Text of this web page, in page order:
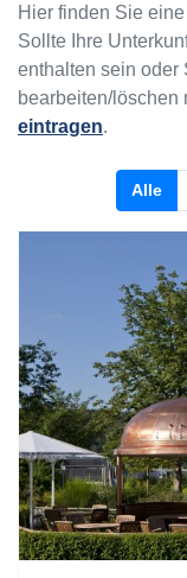
Hier finden Sie
Sollte Ihre
enthalten sein oder
bearbeiten/löschen
eintragen.
Alle